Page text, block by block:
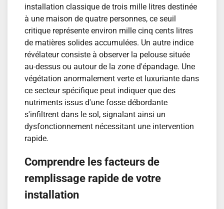
installation classique de trois mille litres destinée
à une maison de quatre personnes, ce seuil
critique représente environ mille cinq cents litres
de matières solides accumulées. Un autre indice
révélateur consiste à observer la pelouse située
au-dessus ou autour de la zone d'épandage. Une
végétation anormalement verte et luxuriante dans
ce secteur spécifique peut indiquer que des
nutriments issus d'une fosse débordante
s'infiltrent dans le sol, signalant ainsi un
dysfonctionnement nécessitant une intervention
rapide.
Comprendre les facteurs de
remplissage rapide de votre
installation